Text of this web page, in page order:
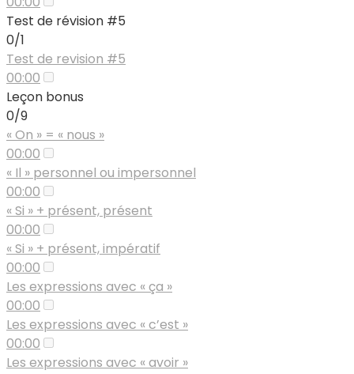
Test de révision #5
0/1
Test de revision #5
00:00
Leçon bonus
0/9
« On » = « nous »
00:00
« Il » personnel ou impersonnel
00:00
« Si » + présent, présent
00:00
« Si » + présent, impératif
00:00
Les expressions avec « ça »
00:00
Les expressions avec « c’est »
00:00
Les expressions avec « avoir »